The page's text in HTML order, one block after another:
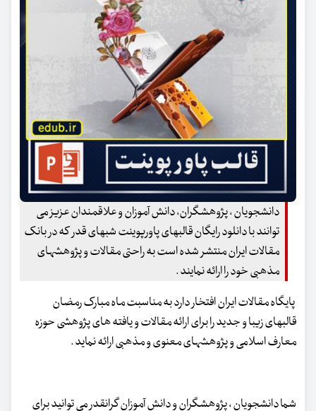
دانشجویان ، پژوهشگران، دانش آموزان و علاقمندان عزیز می
توانند با دانلود رایگان قالبهای پاورپوینت شبهای قدر که در بانک
مقالات ایران منتشر شده است به راحتی مقالات و پژوهشهای
مذهبی خود را ارائه نمایند .
پایگاه مقالات ایران افتخار دارد به مناسبت ماه مبارک رمضان
قالبهای زیبا و جدید را برای ارائه مقالات و یافته های پژوهشی حوزه
معارف اسلامی و پژوهشهای معنوی و مذهبی ارائه نماید .
شما دانشجویان ، پژوهشگران و دانش آموزان گرانقدر می توانید برای